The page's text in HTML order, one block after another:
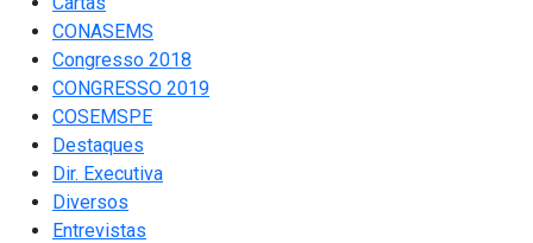
CONASEMS
Congresso 2018
CONGRESSO 2019
COSEMSPE
Destaques
Dir. Executiva
Diversos
Entrevistas